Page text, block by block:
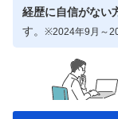
経歴に自信がない
す。 ※2024年9月～